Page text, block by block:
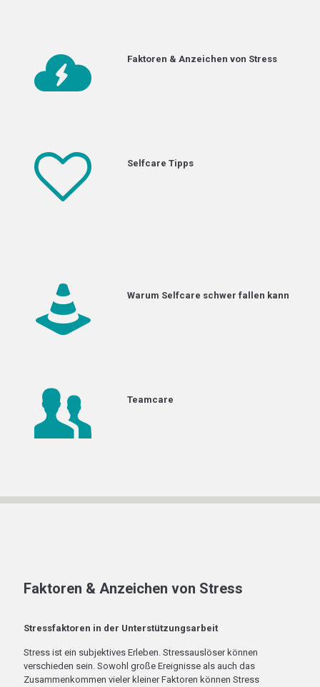
Faktoren & Anzeichen von Stress
Selfcare Tipps
Warum Selfcare schwer fallen kann
Teamcare
Faktoren & Anzeichen von Stress
Stressfaktoren in der Unterstützungsarbeit
Stress ist ein subjektives Erleben. Stressauslöser können
verschieden sein. Sowohl große Ereignisse als auch das
Zusammenkommen vieler kleiner Faktoren können Stress